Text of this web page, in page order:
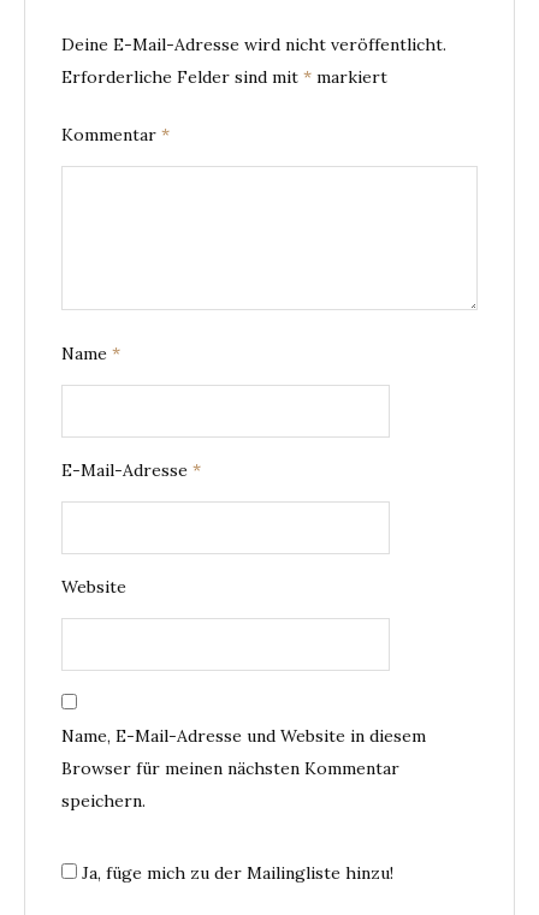
Deine E-Mail-Adresse wird nicht veröffentlicht.
Erforderliche Felder sind mit * markiert
Kommentar *
Name *
E-Mail-Adresse *
Website
Name, E-Mail-Adresse und Website in diesem
Browser für meinen nächsten Kommentar
speichern.
Ja, füge mich zu der Mailingliste hinzu!